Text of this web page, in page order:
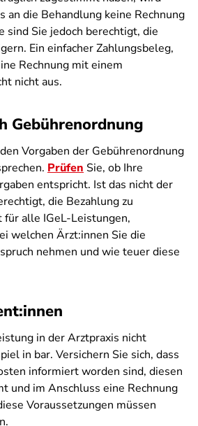
an die Behandlung keine Rechnung
sind Sie jedoch berechtigt, die
Ein einfacher Zahlungsbeleg,
Rechnung mit einem
nicht aus.
Gebührenordnung
Vorgaben der Gebührenordnung
Prüfen Sie, ob Ihre
entspricht. Ist das nicht der
die Bezahlung zu
alle IGeL-Leistungen,
welchen Ärzt:innen Sie die
nehmen und wie teuer diese
in der Arztpraxis nicht
in bar. Versichern Sie sich, dass
informiert worden sind, diesen
und im Anschluss eine Rechnung
Voraussetzungen müssen